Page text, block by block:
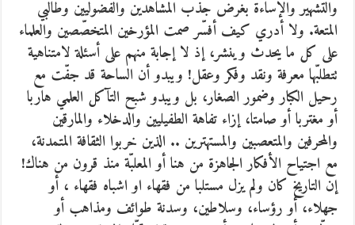
والتشهير والإساءة بغرض جذب المشاهدين والفضوليين وطالبي
المتعة. ولا أدري كيف أفسّر صمت المؤرخين المتخصّصين والعلماء
على كل ما يحدث وينشر، إذ لا إجابة منهم على أسئلة لامتناهية
تتطلبّها معرفة ونقد وفكر وعقل! ويبدو أن الساحة قد جفّت مع
رحيل الكبار وضمور الصغار، بل ويبدو شبح التآكل العلمي هاربا
أو مغتربا أو صامتا، إزاء تفاهة الطفيليين والدخلاء والمارقين
والمحرفين والمتعصبين والمستهترين .. الذين خربوا الثقافة المتمدنة،
مع اجتياح الأفكار الجاهزة من هنا أو المعلبّة منذ قرون من هناك!
إن التاريخ كان ولم يزل مستلبا من فقهاء او اشباه فقهاء ، أو
جهلاء، أو رؤساء، وسلاطين، وسدنة طوائف ومذاهب أو